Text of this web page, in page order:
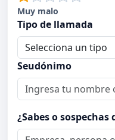
Muy malo
Tipo de llamada
Seudónimo
¿Sabes o sospechas